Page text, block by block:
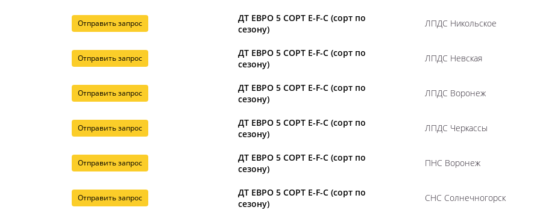
Отправить запрос
ДТ ЕВРО 5 СОРТ E-F-C (сорт по
сезону)
ЛПДС Никольское
Отправить запрос
ДТ ЕВРО 5 СОРТ E-F-C (сорт по
сезону)
ЛПДС Невская
Отправить запрос
ДТ ЕВРО 5 СОРТ E-F-C (сорт по
сезону)
ЛПДС Воронеж
Отправить запрос
ДТ ЕВРО 5 СОРТ E-F-C (сорт по
сезону)
ЛПДС Черкассы
Отправить запрос
ДТ ЕВРО 5 СОРТ E-F-C (сорт по
сезону)
ПНС Воронеж
Отправить запрос
ДТ ЕВРО 5 СОРТ E-F-C (сорт по
сезону)
СНС Солнечногорск